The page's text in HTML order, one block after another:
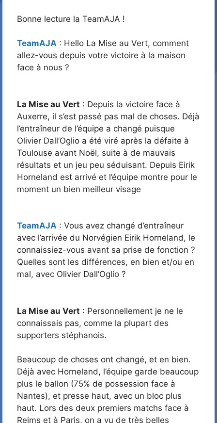
Bonne lecture la TeamAJA !
TeamAJA : Hello La Mise au Vert, comment
allez-vous depuis votre victoire à la maison
face à nous ?
La Mise au Vert : Depuis la victoire face à
Auxerre, il s’est passé pas mal de choses. Déjà
l’entraîneur de l’équipe a changé puisque
Olivier Dall’Oglio a été viré après la défaite à
Toulouse avant Noël, suite à de mauvais
résultats et un jeu peu séduisant. Depuis Eirik
Horneland est arrivé et l’équipe montre pour le
moment un bien meilleur visage
TeamAJA : Vous avez changé d’entraîneur
avec l’arrivée du Norvégien Eirik Horneland, le
connaissiez-vous avant sa prise de fonction ?
Quelles sont les différences, en bien et/ou en
mal, avec Olivier Dall’Oglio ?
La Mise au Vert : Personnellement je ne le
connaissais pas, comme la plupart des
supporters stéphanois.
Beaucoup de choses ont changé, et en bien.
Déjà avec Horneland, l’équipe garde beaucoup
plus le ballon (75% de possession face à
Nantes), et presse haut, avec un bloc plus
haut. Lors des deux premiers matchs face à
Reims et à Paris, on a vu de très belles